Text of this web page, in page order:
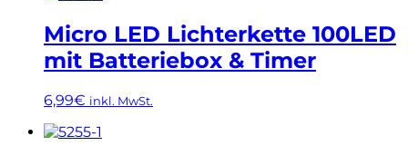
Micro LED Lichterkette 100LED
mit Batteriebox & Timer
6,99€ inkl. MwSt.